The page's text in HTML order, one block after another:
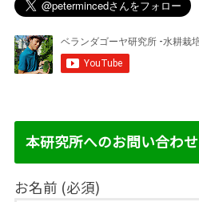
本研究所へのお問い合わせ
お名前 (必須)